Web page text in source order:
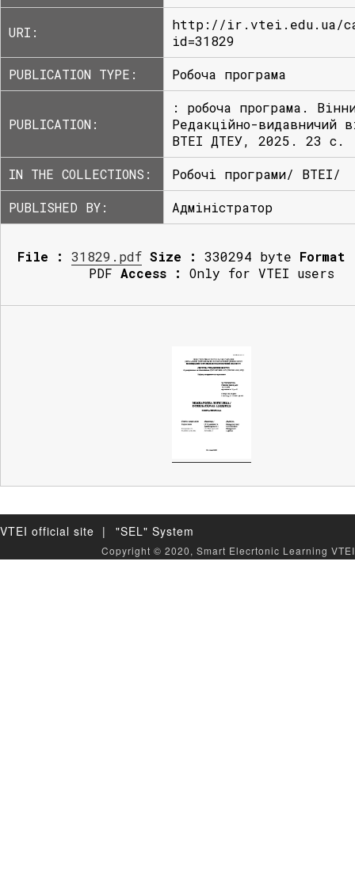
URI:
http://ir.vtei.edu.ua/
id=31829
PUBLICATION TYPE:
Робоча програма
PUBLICATION:
: робоча програма.
Редакційно-видавничий
ВТЕІ ДТЕУ, 2025. 23 с.
IN THE COLLECTIONS:
Робочі програми/ ВТЕІ/
PUBLISHED BY:
Адміністратор
File : 31829.pdf Size : 330294 byte Format
PDF Access : Only for VTEI users
VTEI official site | "SEL" System
Copyright © 2020, Smart Elecrtonic Learning VTEI